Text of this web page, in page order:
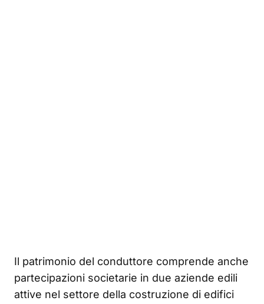
Il patrimonio del conduttore comprende anche
partecipazioni societarie in due aziende edili
attive nel settore della costruzione di edifici